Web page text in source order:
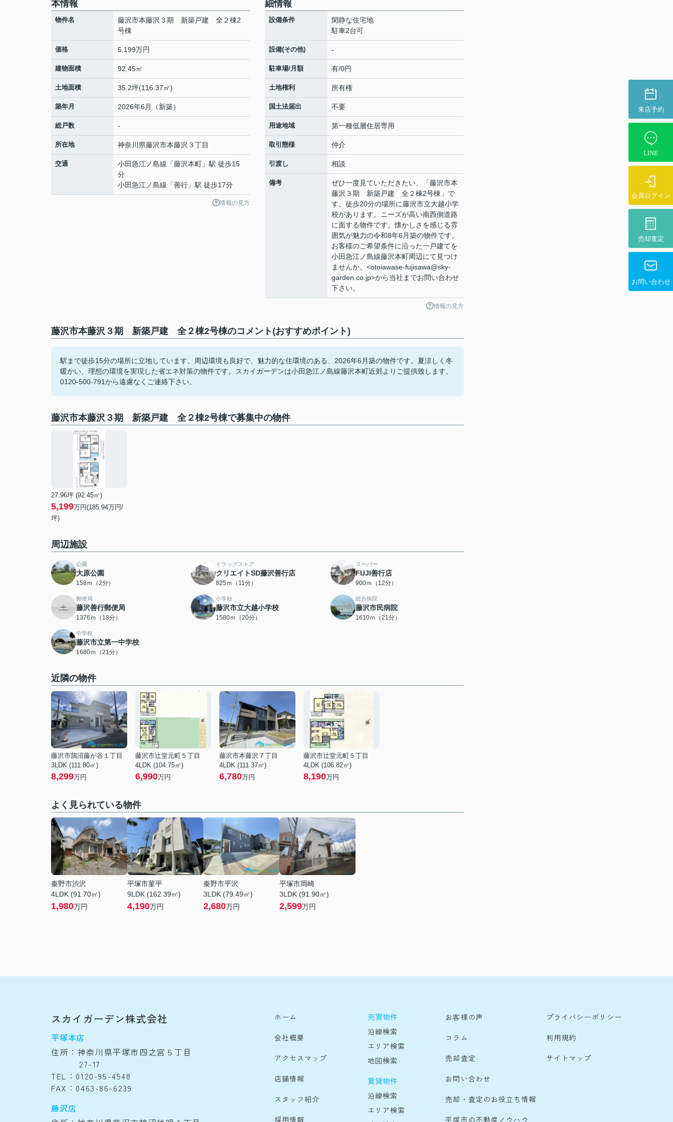
来店予約
LINE
会員ログイン
売却査定
お問い合わせ
本情報
物件名
藤沢市本藤沢３期 新築戸建 全２棟2
号棟
価格 5,199万円
建物面積 92.45㎡
土地面積 35.2坪(116.37㎡)
築年月 2026年6月（新築）
総戸数 -
所在地 神奈川県藤沢市本藤沢 ３丁目
交通 小田急江ノ島線 「藤沢本町 」駅 徒歩15
分
小田急江ノ島線 「善行 」駅 徒歩17分
情報の見方
細情報
設備条件
閑静な住宅地
駐車2台可
設備(その他) -
駐車場/月額 有/0円
土地権利 所有権
国土法届出 不要
用途地域 第一種低層住居専用
取引態様 仲介
引渡し 相談
備考
ぜひ一度見ていただきたい、「藤沢市本
藤沢３期 新築戸建 全２棟2号棟」で
す。徒歩20分の場所に藤沢市立大越小学
校があります。ニーズが高い南西側道路
に面する物件です。懐かしさを感じる雰
囲気が魅力の令和8年6月築の物件です。
お客様のご希望条件に沿った一戸建てを
小田急江ノ島線藤沢本町周辺にて見つけ
ませんか。<otoiawase-fujisawa@sky-
garden.co.jp>から当社までお問い合わせ
下さい。
情報の見方
藤沢市本藤沢３期 新築戸建 全２棟2号棟のコメント(おすすめポイント)
駅まで徒歩15分の場所に立地しています。周辺環境も良好で、魅力的な住環境のある、2026年6月築の物件です。夏涼しく冬
暖かい、理想の環境を実現した省エネ対策の物件です。スカイガーデンは小田急江ノ島線藤沢本町近郊よりご提供致します。
0120-500-791から遠慮なくご連絡下さい。
藤沢市本藤沢３期 新築戸建 全２棟2号棟で募集中の物件
27.96坪 (92.45㎡)
5,199万円(185.94万円/
坪)
周辺施設
公園
大原公園
158ｍ（2分）
ドラッグストア
クリエイトSD藤沢善行店
825ｍ（11分）
スーパー
FUJI善行店
900ｍ（12分）
郵便局
藤沢善行郵便局
1376ｍ（18分）
小学校
藤沢市立大越小学校
1580ｍ（20分）
総合病院
藤沢市民病院
1610ｍ（21分）
中学校
藤沢市立第一中学校
1680ｍ（21分）
近隣の物件
藤沢市鵠沼藤が谷１丁目
3LDK (111.80㎡)
8,299万円
藤沢市辻堂元町５丁目
4LDK (104.75㎡)
6,990万円
藤沢市本藤沢７丁目
4LDK (111.37㎡)
6,780万円
藤沢市辻堂元町５丁目
4LDK (106.82㎡)
8,190万円
よく見られている物件
秦野市渋沢
4LDK (91.70㎡)
1,980万円
平塚市菫平
9LDK (162.39㎡)
4,190万円
秦野市平沢
3LDK (79.49㎡)
2,680万円
平塚市岡崎
3LDK (91.90㎡)
2,599万円
スカイガーデン株式会社
平塚本店
住所：神奈川県平塚市四之宮５丁目
27-17
TEL：0120-95-4548
FAX：0463-86-6239
藤沢店
ホーム
会社概要
アクセスマップ
店舗情報
スタッフ紹介
採用情報
売買物件
沿線検索
エリア検索
地図検索
賃貸物件
沿線検索
エリア検索
お客様の声
コラム
売却査定
お問い合わせ
売却・査定のお役立ち情報
平塚市の不動産ノウハウ
プライバシーポリシー
利用規約
サイトマップ